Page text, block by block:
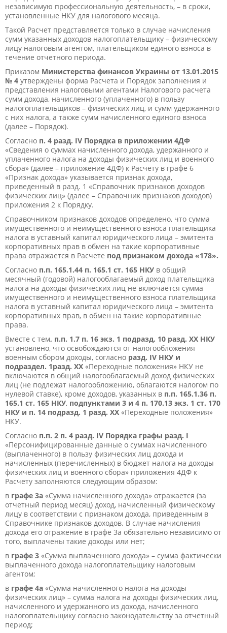
независимую профессиональную деятельность, – в сроки,
установленные НКУ для налогового месяца.
Такой Расчет представляется только в случае начисления
сумм указанных доходов налогоплательщику – физическому
лицу налоговым агентом, плательщиком единого взноса в
течение отчетного периода.
Приказом Министерства финансов Украины от 13.01.2015
№ 4 утверждены форма Расчета и Порядок заполнения и
представления налоговыми агентами Налогового расчета
сумм дохода, начисленного (уплаченного) в пользу
налогоплательщиков – физических лиц, и сумм удержанного
с них налога, а также сумм начисленного единого взноса
(далее – Порядок).
Согласно п. 4 разд. IV Порядка в приложении 4ДФ
«Сведения о суммах начисленного дохода, удержанного и
уплаченного налога на доходы физических лиц и военного
сбора» (далее – приложение 4ДФ) к Расчету в графе 6
«Признак дохода» указывается признак дохода,
приведенный в разд. 1 «Справочник признаков доходов
физических лиц» (далее – Справочник признаков доходов)
приложения 2 к Порядку.
Справочником признаков доходов определено, что сумма
имущественного и неимущественного взноса плательщика
налога в уставный капитал юридического лица – эмитента
корпоративных прав в обмен на такие корпоративные
права отражается в Расчете под признаком дохода «178».
Согласно п.п. 165.1.44 п. 165.1 ст. 165 НКУ в общий
месячный (годовой) налогооблагаемый доход плательщика
налога на доходы физических лиц не включается сумма
имущественного и неимущественного взноса плательщика
налога в уставный капитал юридического лица – эмитента
корпоративных прав, в обмен на такие корпоративные
права.
Вместе с тем, п.п. 1.7 п. 16 экз. 1 подразд. 10 разд. ХХ НКУ
установлено, что освобождаются от налогообложения
военным сбором доходы, согласно разд. IV НКУ и
подраздел. 1разд. ХХ «Переходные положения» НКУ не
включаются в общий налогооблагаемый доход физических
лиц (не подлежат налогообложению, облагаются налогом по
нулевой ставке), кроме доходов, указанных в п.п. 165.1.36 п.
165.1 ст. 165 НКУ, подпунктами 3 и 4 п. 170.13 экз. 1 ст. 170
НКУ и п. 14 подразд. 1 разд. XX «Переходные положения»
НКУ.
Согласно п.п. 2 п. 4 разд. IV Порядка графы разд. I
«Персонифицированные данные о суммах начисленного
(выплаченного) в пользу физических лиц дохода и
начисленных (перечисленных) в бюджет налога на доходы
физических лиц и военного сбора» приложения 4ДФ к
Расчету заполняются следующим образом:
в графе 3а «Сумма начисленного дохода» отражается (за
отчетный период месяц) доход, начисленный физическому
лицу в соответствии с признаком дохода, приведенным в
Справочнике признаков доходов. В случае начисления
дохода его отражение в графе 3а обязательно независимо от
того, выплачены такие доходы или нет;
в графе 3 «Сумма выплаченного дохода» – сумма фактически
выплаченного дохода налогоплательщику налоговым
агентом;
в графе 4а «Сумма начисленного налога на доходы
физических лиц» – сумма налога на доходы физических лиц,
начисленного и удержанного из дохода, начисленного
налогоплательщику согласно законодательству за отчетный
период;